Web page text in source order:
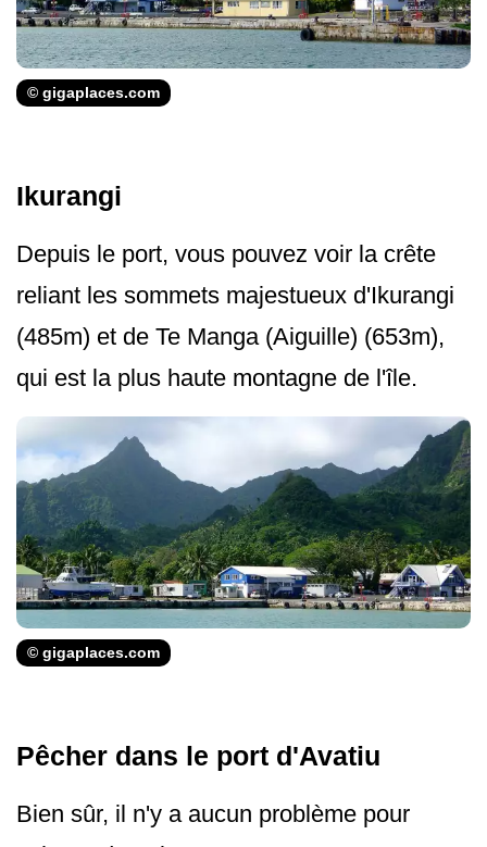
© gigaplaces.com
Ikurangi
Depuis le port, vous pouvez voir la crête
reliant les sommets majestueux d'Ikurangi
(485m) et de Te Manga (Aiguille) (653m),
qui est la plus haute montagne de l'île.
© gigaplaces.com
Pêcher dans le port d'Avatiu
Bien sûr, il n'y a aucun problème pour